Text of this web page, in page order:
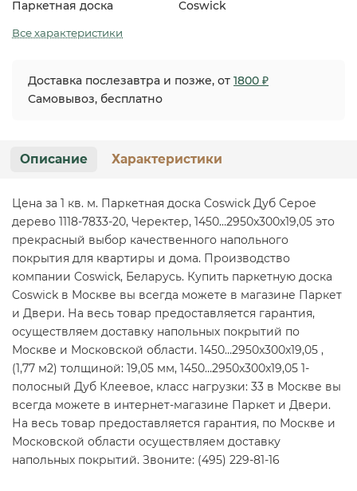
Паркетная доска Coswick
Все характеристики
Доставка послезавтра и позже, от 1800 ₽
Самовывоз, бесплатно
Описание Характеристики
Цена за 1 кв. м. Паркетная доска Coswick Дуб Серое
дерево 1118-7833-20, Черектер, 1450…2950x300x19,05 это
прекрасный выбор качественного напольного
покрытия для квартиры и дома. Производство
компании Coswick, Беларусь. Купить паркетную доска
Coswick в Москве вы всегда можете в магазине Паркет
и Двери. На весь товар предоставляется гарантия,
осуществляем доставку напольных покрытий по
Москве и Московской области. 1450…2950x300x19,05 ,
(1,77 м2) толщиной: 19,05 мм, 1450…2950x300x19,05 1-
полосный Дуб Клеевое, класс нагрузки: 33 в Москве вы
всегда можете в интернет-магазине Паркет и Двери.
На весь товар предоставляется гарантия, по Москве и
Московской области осуществляем доставку
напольных покрытий. Звоните: (495) 229-81-16